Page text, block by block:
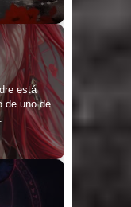
está
de uno de